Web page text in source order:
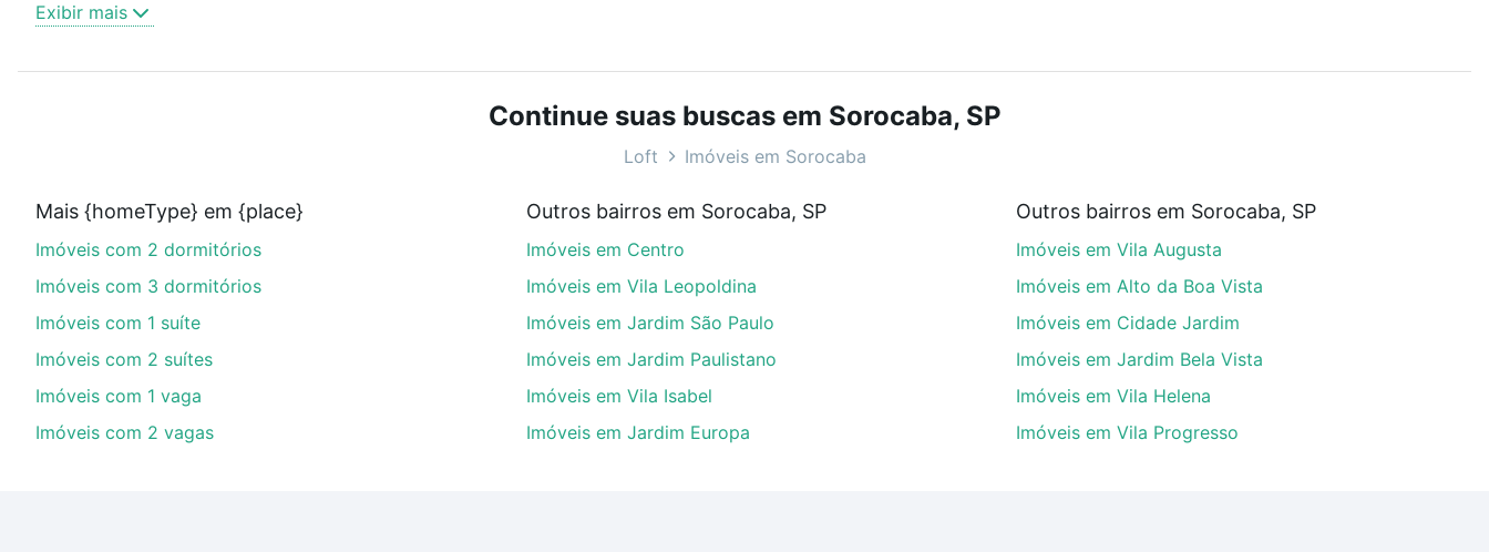
ou sem vaga de garagem para combinar perfeitamente com o preço, metragem e comodidades, como piscina, academia, salão de festas ou área verde e encontrar
Imóveis com 4 vagas à venda em Sorocaba, SP ideal para você na Loft.
Qual o preço de Imóveis com 4 vagas à venda em Sorocaba, SP?
imobiliário as parcelas podem se adequar ao seu orçamento. Se ainda tem alguma dúvida dos custos envolvidos no processo de compra, veja em nosso portal
custa comprar um apartamento
e conte com a gente para comprar o imóvel dos seus sonhos com segurança e conforto. Loft, com você até as chaves.
Exibir mais
Continue suas buscas em Sorocaba, SP
Loft Imóveis em Sorocaba
Mais {homeType} em {place}
Imóveis com 2 dormitórios
Imóveis com 3 dormitórios
Imóveis com 1 suíte
Imóveis com 2 suítes
Imóveis com 1 vaga
Imóveis com 2 vagas
Outros bairros em Sorocaba, SP
Imóveis em Centro
Imóveis em Vila Leopoldina
Imóveis em Jardim São Paulo
Imóveis em Jardim Paulistano
Imóveis em Vila Isabel
Imóveis em Jardim Europa
Outros bairros em Sorocaba, SP
Imóveis em Vila Augusta
Imóveis em Alto da Boa Vista
Imóveis em Cidade Jardim
Imóveis em Jardim Bela Vista
Imóveis em Vila Helena
Imóveis em Vila Progresso